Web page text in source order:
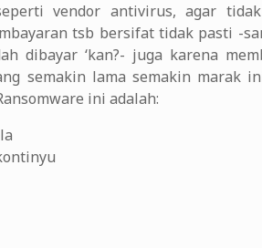
vendor antivirus, agar
tsb bersifat tidak pasti -
dibayar ‘kan?- juga karena
semakin lama semakin marak
ini adalah: